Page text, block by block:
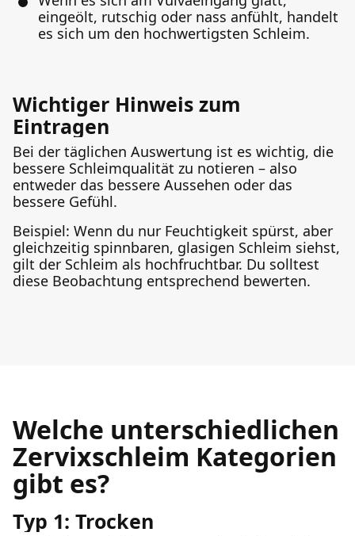
eingeölt, rutschig oder nass anfühlt, handelt
es sich um den hochwertigsten Schleim.
Wichtiger Hinweis zum
Eintragen
Bei der täglichen Auswertung ist es wichtig, die
bessere Schleimqualität zu notieren – also
entweder das bessere Aussehen oder das
bessere Gefühl.
Beispiel: Wenn du nur Feuchtigkeit spürst, aber
gleichzeitig spinnbaren, glasigen Schleim siehst,
gilt der Schleim als hochfruchtbar. Du solltest
diese Beobachtung entsprechend bewerten.
Welche unterschiedlichen
Zervixschleim Kategorien
gibt es?
Typ 1: Trocken